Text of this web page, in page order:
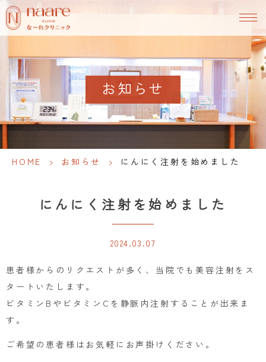
お知らせ
HOME > お知らせ > にんにく注射を始めました
にんにく注射を始めました
2024.03.07
患者様からのリクエストが多く、当院でも美容注射をス
タートいたします。
ビタミンBやビタミンCを静脈内注射することが出来ま
す。
ご希望の患者様はお気軽にお声掛けください。